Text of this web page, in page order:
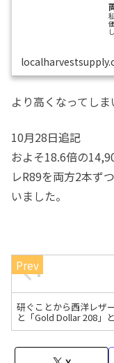
より高くなってしま
10月28日追記
およそ18.6倍の
レR89を両方2本ず
いました。
研ぐことから西洋レザ
と「Gold Dollar 208」